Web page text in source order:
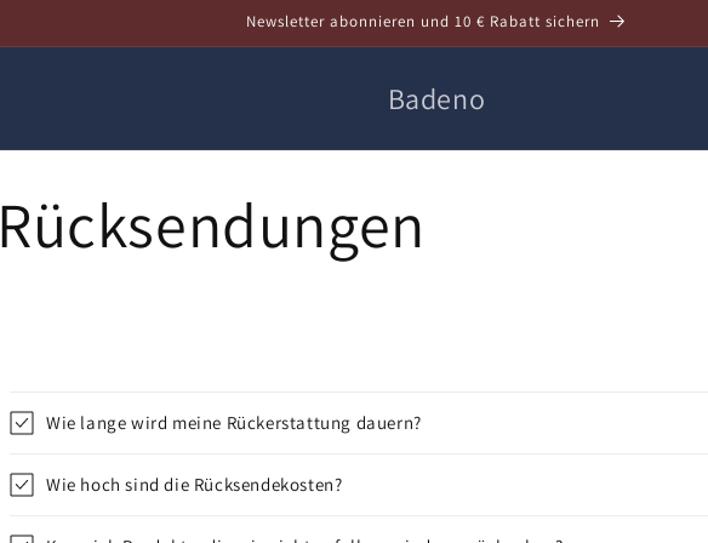
Newsletter abonnieren und 10 € Rabatt sichern
Badeno
Rücksendungen
E
i
n
Wie lange wird meine Rückerstattung dauern?
Wie hoch sind die Rücksendekosten?